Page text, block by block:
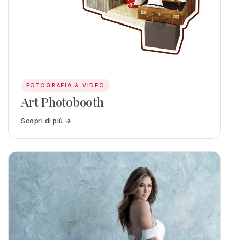
FOTOGRAFIA & VIDEO
Art Photobooth
Scopri di più →